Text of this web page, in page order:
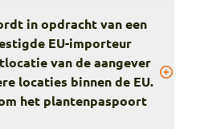
in opdracht van een
EU-importeur
van de aangever
locaties binnen de EU.
het plantenpaspoort